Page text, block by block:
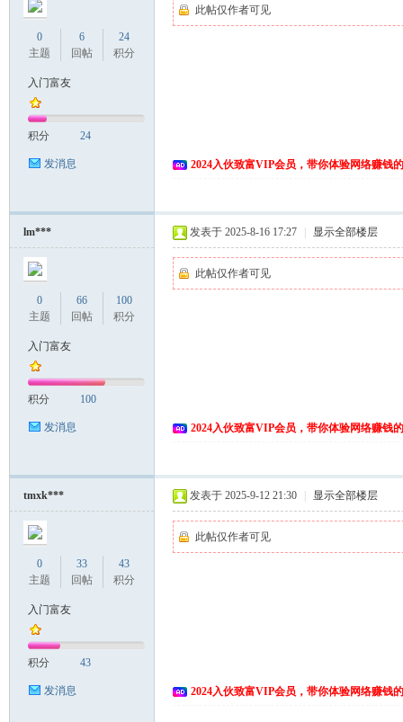
源
0
主题
6
回帖
24
积分
入门富友
积分 24
发消息
此帖仅作者可见
2024入伙致富VIP会员，带你体验网络赚钱
lm***
0
主题
66
回帖
100
积分
入门富友
积分 100
发消息
发表于 2025-8-16 17:27 显示全部楼层
此帖仅作者可见
2024入伙致富VIP会员，带你体验网络赚钱
tmxk***
0
主题
33
回帖
43
积分
入门富友
积分 43
发消息
发表于 2025-9-12 21:30 显示全部楼层
此帖仅作者可见
2024入伙致富VIP会员，带你体验网络赚钱